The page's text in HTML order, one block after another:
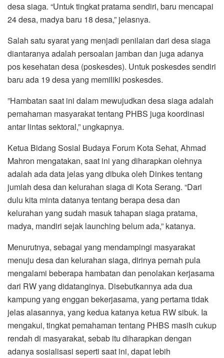
desa siaga. “Untuk tingkat pratama sendiri, baru mencapai
24 desa, madya baru 18 desa,” jelasnya.
Salah satu syarat yang menjadi penilaian dari desa siaga
diantaranya adalah persoalan jamban dan juga adanya
pos kesehatan desa (poskesdes). Untuk poskesdes sendiri
baru ada 19 desa yang memiliki poskesdes.
”Hambatan saat ini dalam mewujudkan desa siaga adalah
pemahaman masyarakat tentang PHBS juga koordinasi
antar lintas sektoral,” ungkapnya.
Ketua Bidang Sosial Budaya Forum Kota Sehat, Ahmad
Mahron mengatakan, saat ini yang diharapkan olehnya
adalah ada data jelas yang dibuka oleh Dinkes tentang
jumlah desa dan kelurahan siaga di Kota Serang. “Dari
dulu kita minta datanya tentang berapa desa dan
kelurahan yang sudah masuk tahapan siaga pratama,
madya, mandiri sejak launching belum ada,” katanya.
Menurutnya, sebagai yang mendampingi masyarakat
menuju desa dan kelurahan siaga, dirinya pernah pula
mengalami beberapa hambatan dan penolakan kerjasama
dari RW yang didatanginya. Disebutkannya ada dua
kampung yang enggan bekerjasama, yang pertama tidak
jelas alasannya, yang kedua katanya ketua RW sibuk. Ia
mengakui, tingkat pemahaman tentang PHBS masih cukup
rendah di masyarakat, sebab itu diharapkan dengan
adanya sosialisasi seperti saat ini, dapat lebih